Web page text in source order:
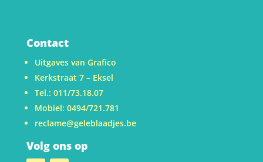
Contact
Uitgaves van Grafico
Kerkstraat 7 – Eksel
Tel.: 011/73.18.07
Mobiel: 0494/721.781
reclame@geleblaadjes.be
Volg ons op